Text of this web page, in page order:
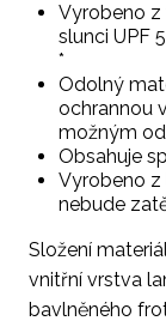
Vyrobeno z
slunci UPF
*
Odolný
ochrannou
možným
Obsahuje
Vyrobeno z
nebude
Složení
vnitřní vrstva
bavlněného